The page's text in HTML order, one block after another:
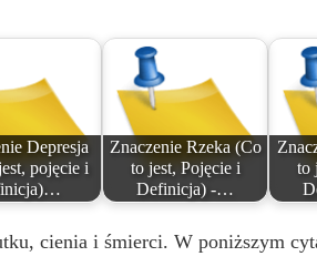
Depresja
pojęcie i
Znaczenie Rzeka (Co
to jest, Pojęcie i
Definicja) -…
to
cienia i śmierci. W poniższym